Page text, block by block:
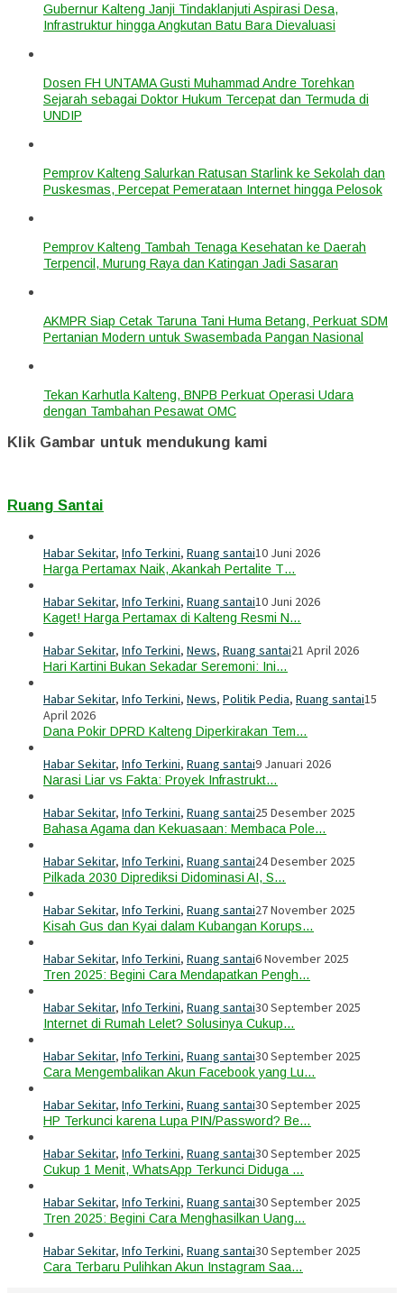
Gubernur Kalteng Janji Tindaklanjuti Aspirasi Desa,
Infrastruktur hingga Angkutan Batu Bara Dievaluasi
Dosen FH UNTAMA Gusti Muhammad Andre Torehkan
Sejarah sebagai Doktor Hukum Tercepat dan Termuda di
UNDIP
Pemprov Kalteng Salurkan Ratusan Starlink ke Sekolah dan
Puskesmas, Percepat Pemerataan Internet hingga Pelosok
Pemprov Kalteng Tambah Tenaga Kesehatan ke Daerah
Terpencil, Murung Raya dan Katingan Jadi Sasaran
AKMPR Siap Cetak Taruna Tani Huma Betang, Perkuat SDM
Pertanian Modern untuk Swasembada Pangan Nasional
Tekan Karhutla Kalteng, BNPB Perkuat Operasi Udara
dengan Tambahan Pesawat OMC
Klik Gambar untuk mendukung kami
Ruang Santai
Habar Sekitar, Info Terkini, Ruang santai10 Juni 2026
Harga Pertamax Naik, Akankah Pertalite T…
Habar Sekitar, Info Terkini, Ruang santai10 Juni 2026
Kaget! Harga Pertamax di Kalteng Resmi N…
Habar Sekitar, Info Terkini, News, Ruang santai21 April 2026
Hari Kartini Bukan Sekadar Seremoni: Ini…
Habar Sekitar, Info Terkini, News, Politik Pedia, Ruang santai15
April 2026
Dana Pokir DPRD Kalteng Diperkirakan Tem…
Habar Sekitar, Info Terkini, Ruang santai9 Januari 2026
Narasi Liar vs Fakta: Proyek Infrastrukt…
Habar Sekitar, Info Terkini, Ruang santai25 Desember 2025
Bahasa Agama dan Kekuasaan: Membaca Pole…
Habar Sekitar, Info Terkini, Ruang santai24 Desember 2025
Pilkada 2030 Diprediksi Didominasi AI, S…
Habar Sekitar, Info Terkini, Ruang santai27 November 2025
Kisah Gus dan Kyai dalam Kubangan Korups…
Habar Sekitar, Info Terkini, Ruang santai6 November 2025
Tren 2025: Begini Cara Mendapatkan Pengh…
Habar Sekitar, Info Terkini, Ruang santai30 September 2025
Internet di Rumah Lelet? Solusinya Cukup…
Habar Sekitar, Info Terkini, Ruang santai30 September 2025
Cara Mengembalikan Akun Facebook yang Lu…
Habar Sekitar, Info Terkini, Ruang santai30 September 2025
HP Terkunci karena Lupa PIN/Password? Be…
Habar Sekitar, Info Terkini, Ruang santai30 September 2025
Cukup 1 Menit, WhatsApp Terkunci Diduga …
Habar Sekitar, Info Terkini, Ruang santai30 September 2025
Tren 2025: Begini Cara Menghasilkan Uang…
Habar Sekitar, Info Terkini, Ruang santai30 September 2025
Cara Terbaru Pulihkan Akun Instagram Saa…